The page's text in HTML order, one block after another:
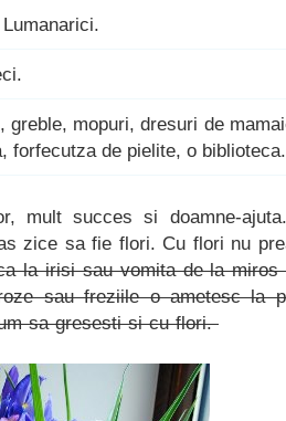
greble, mopuri, dresuri de
forfecutza de pielite, o biblioteca.
mult succes si doamne-
zice sa fie flori. Cu flori nu
la irisi sau vomita de la
sau freziile o ametesc la
sa gresesti si cu flori.